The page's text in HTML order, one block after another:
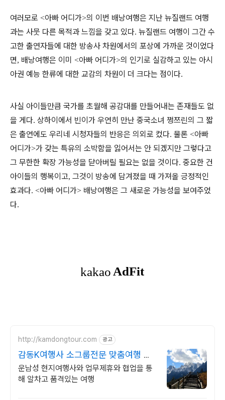
여러모로 <아빠 어디가>의 이번 배낭여행은 지난 뉴질랜드 여행
과는 사뭇 다른 목적과 느낌을 갖고 있다. 뉴질랜드 여행이 그간 수
고한 출연자들에 대한 방송사 차원에서의 포상에 가까운 것이었다
면, 배낭여행은 이미 <아빠 어디가>의 인기로 실감하고 있는 아시
아권 예능 한류에 대한 교감의 차원이 더 크다는 점이다.
사실 아이들만큼 국가를 초월해 공감대를 만들어내는 존재들도 없
을 게다. 상하이에서 빈이가 우연히 만난 중국소녀 쩡쯔린의 그 짧
은 출연에도 우리네 시청자들의 반응은 의외로 컸다. 물론 <아빠
어디가>가 갖는 특유의 소박함을 잃어서는 안 되겠지만 그렇다고
그 무한한 확장 가능성을 닫아버릴 필요는 없을 것이다. 중요한 건
아이들의 행복이고, 그것이 방송에 담겨졌을 때 가져올 긍정적인
효과다. <아빠 어디가> 배낭여행은 그 새로운 가능성을 보여주었
다.
http://kamdongtour.com 광고
감동K여행사 소그룹전문 맞춤여행 및
패키지여행
운남성 현지여행사와 업무제휴와 협업을 통
해 알차고 품격있는 여행